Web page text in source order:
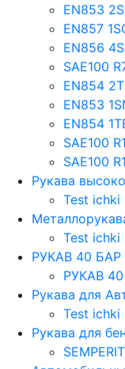
EN853
EN857
EN856
SAE100
EN854
EN853
EN854
SAE100
SAE100
Рукава
Test ichki
Test ichki
РУКАВ 40 БАР
РУКАВ
Рукава для
Test ichki
Рукава для